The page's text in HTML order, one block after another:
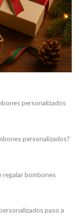
personalizados
personalizados?
regalar bombones
paso a